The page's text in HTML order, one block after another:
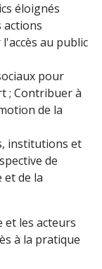
éloignés
actions
au public
pour
; Contribuer à
de la
institutions et
de
et de la
et les acteurs
à la pratique